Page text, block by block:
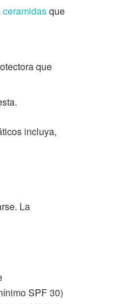
ceramidasque
que
incluya,
La
SPF 30)